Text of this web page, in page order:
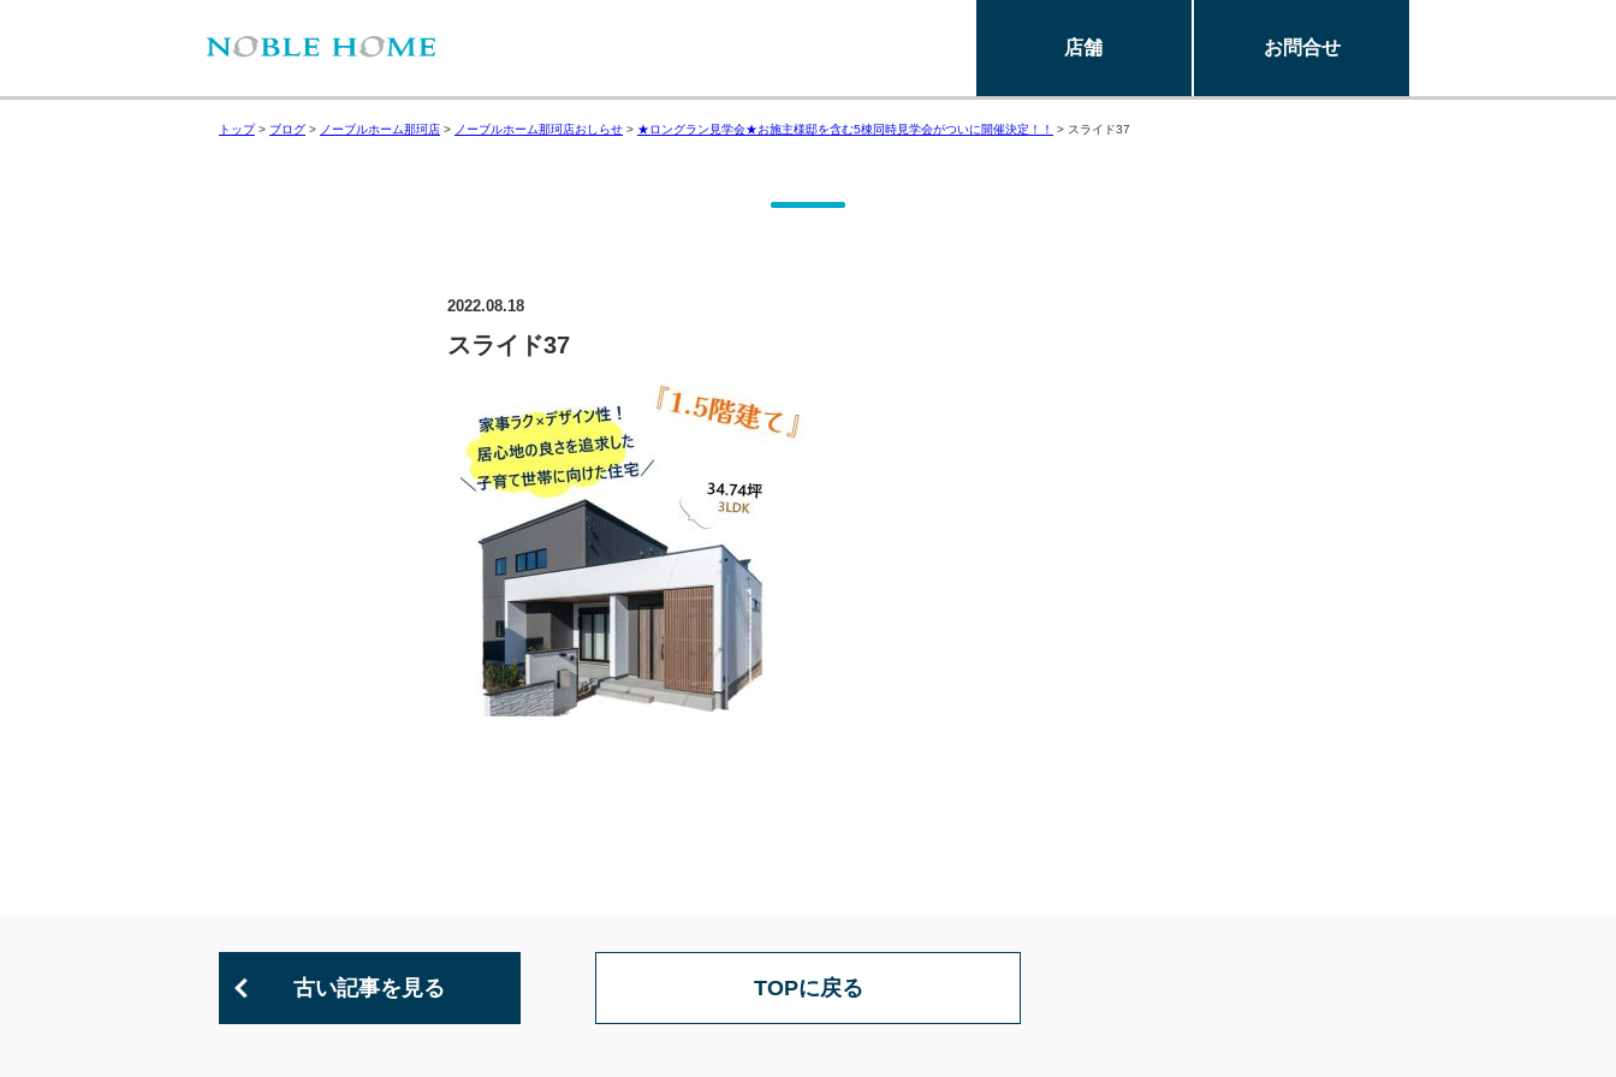
店舗 お問合せ
トップ> ブログ > ノーブルホーム那珂店 > ノーブルホーム那珂店おしらせ > ★ロングラン見学会★お施主様邸を含む5棟同時見学会がついに開催決定！！ > スライド37
2022.08.18
スライド37
古い記事を見る TOPに戻る